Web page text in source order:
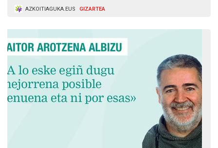
AZKOITIAGUKA.EUS GIZARTEA